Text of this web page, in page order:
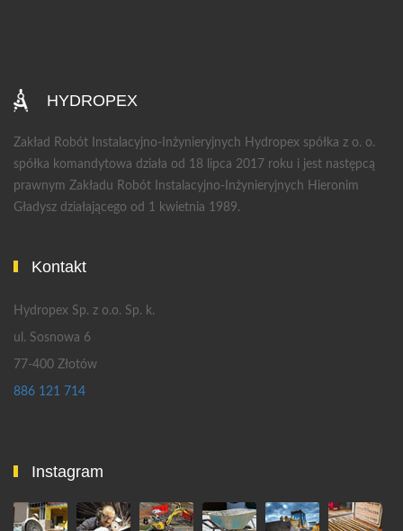
HYDROPEX
Zakład Robót Instalacyjno-Inżynieryjnych Hydropex spółka z o. o.
spółka komandytowa działa od 18 lipca 2017 roku i jest następcą
prawnym Zakładu Robót Instalacyjno-Inżynieryjnych Hieronim
Gładysz działającego od 1 kwietnia 1989.
Kontakt
Hydropex Sp. z o.o. Sp. k.
ul. Sosnowa 6
77-400 Złotów
886 121 714
Instagram